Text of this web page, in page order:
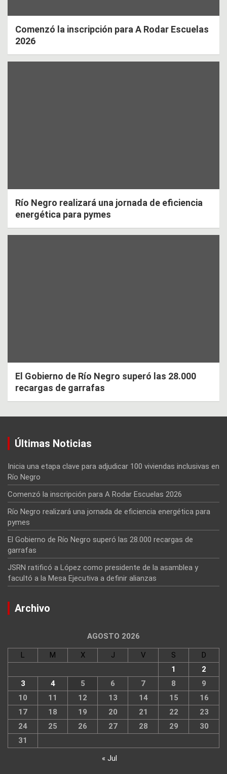
Comenzó la inscripción para A Rodar Escuelas
2026
Río Negro realizará una jornada de eficiencia
energética para pymes
El Gobierno de Río Negro superó las 28.000
recargas de garrafas
Últimas Noticias
Inicia una etapa clave para adjudicar 100 viviendas inclusivas en
Río Negro
Comenzó la inscripción para A Rodar Escuelas 2026
Río Negro realizará una jornada de eficiencia energética para
pymes
El Gobierno de Río Negro superó las 28.000 recargas de
garrafas
JSRN ratificó a López como presidente de la asamblea y
facultó a la Mesa Ejecutiva a definir alianzas
Archivo
AGOSTO 2026
L M X J V S
D
1
2
3
4 5 6 7 8
9
10
11 12 13 14 15
16
17
18 19 20 21 22
23
24
25 26 27 28 29
30
31
« Jul